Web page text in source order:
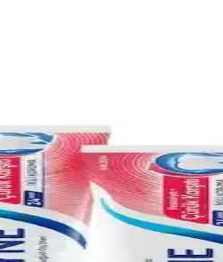
ve kişisel ihtiyaçlara uygun
Bilmeniz Gerekenler ve
destekler. Düzenli kullanım ve diş